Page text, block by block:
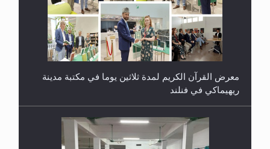
معرض القرآن الكريم لمدة ثلاثين يوما في مكتبة مدينة
ريهيماكي في فنلند